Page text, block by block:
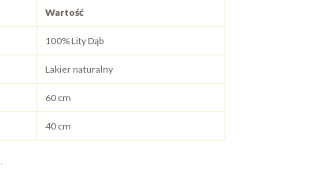
Wartość
100% Lity Dąb
Lakier naturalny
60 cm
40 cm